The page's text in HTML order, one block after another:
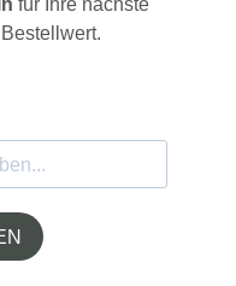
für Ihre nächste